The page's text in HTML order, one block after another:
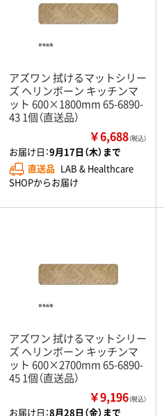
アズワン 拭けるマットシリー
ズ ヘリンボーン キッチンマ
ット 600×1800mm 65-6890-
43 1個（直送品）
￥6,688（税込）
お届け日：9月17日（木）まで
直送品 LAB & Healthcare
SHOPからお届け
アズワン 拭けるマットシリー
ズ ヘリンボーン キッチンマ
ット 600×2700mm 65-6890-
45 1個（直送品）
￥9,196（税込）
お届け日：8月28日（金）まで